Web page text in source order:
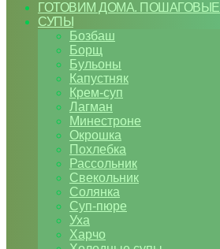
ГОТОВИМ ДОМА.
СУПЫ
Бозбаш
Борщ
Бульоны
Капустняк
Крем-суп
Лагман
Минестроне
Окрошка
Похлебка
Рассольник
Свекольник
Солянка
Суп-пюре
Уха
Харчо